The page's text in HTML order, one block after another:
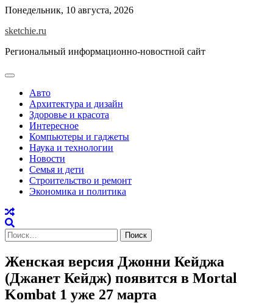
Skip
content
Понедельник, 10 августа, 2026
sketchie.ru
Региональный информационно-новостной сайт
Авто
Архитектура и дизайн
Здоровье и красота
Интересное
Компьютеры и гаджеты
Наука и технологии
Новости
Семья и дети
Строительство и ремонт
Экономика и политика
Найти:
Женская версия Джонни Кейджа
(Джанет Кейдж) появится в Mortal
Kombat 1 уже 27 марта